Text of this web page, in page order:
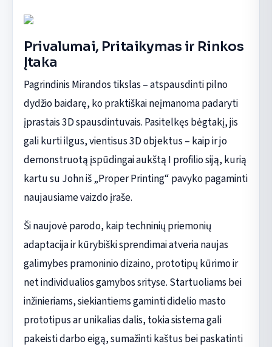
Privalumai, Pritaikymas ir Rinkos
Įtaka
Pagrindinis Mirandos tikslas – atspausdinti pilno
dydžio baidarę, ko praktiškai neįmanoma padaryti
įprastais 3D spausdintuvais. Pasitelkęs bėgtakį, jis
gali kurti ilgus, vientisus 3D objektus – kaip ir jo
demonstruotą įspūdingai aukštą I profilio siją, kurią
kartu su John iš „Proper Printing“ pavyko pagaminti
naujausiame vaizdo įraše.
Ši naujovė parodo, kaip techninių priemonių
adaptacija ir kūrybiški sprendimai atveria naujas
galimybes pramoninio dizaino, prototipų kūrimo ir
net individualios gamybos srityse. Startuoliams bei
inžinieriams, siekiantiems gaminti didelio masto
prototipus ar unikalias dalis, tokia sistema gali
pakeisti darbo eigą, sumažinti kaštus bei paskatinti